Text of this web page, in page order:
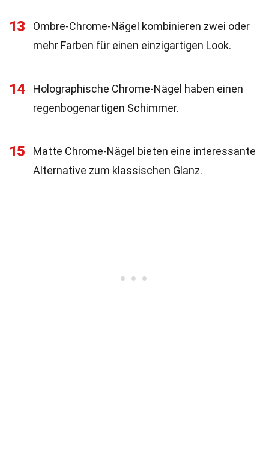
13
Ombre-Chrome-Nägel kombinieren zwei oder
mehr Farben für einen einzigartigen Look.
14
Holographische Chrome-Nägel haben einen
regenbogenartigen Schimmer.
15
Matte Chrome-Nägel bieten eine interessante
Alternative zum klassischen Glanz.